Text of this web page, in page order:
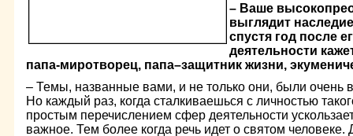
– Ваше
выглядит
спустя год после
деятельности
папа-миротворец, папа–защитник жизни,
– Темы, названные вами, и не только они, были
Но каждый раз, когда сталкиваешься с личностью
простым перечислением сфер деятельности
важное. Тем более когда речь идет о святом человеке.